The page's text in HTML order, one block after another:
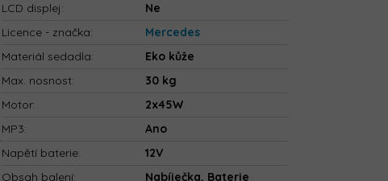
LCD displej:
Ne
Licence - značka:
Mercedes
Materiál sedadla:
Eko kůže
Max. nosnost:
30 kg
Motor:
2x45W
MP3:
Ano
Napětí baterie:
12V
Obsah balení:
Nabíječka, Baterie